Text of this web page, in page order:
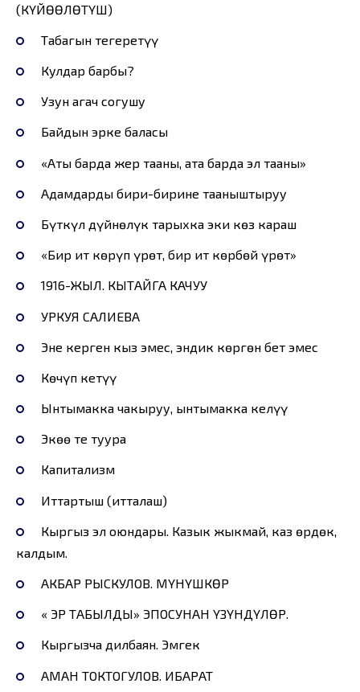
(КҮЙӨӨЛӨТҮШ)
Табагын тегеретүү
Кулдар барбы?
Узун агач согушу
Байдын эрке баласы
«Атың барда жер тааны, атаң барда эл тааны»
Адамдарды бири-бирине тааныштыруу
Бүткүл дүйнөлүк тарыхка эки көз караш
«Бир ит көрүп үрөт, бир ит көрбөй үрөт»
1916-ЖЫЛ. КЫТАЙГА КАЧУУ
УРКУЯ САЛИЕВА
Эне керген кыз эмес, эндик көргөн бет эмес
Көчүп кетүү
Ынтымакка чакыруу, ынтымакка келүү
Экөө тең туура
Капитализм
Иттартыш (итталаш)
Кыргыз эл оюндары. Казык жыкмай, каз өрдөк,
калдым.
АКБАР РЫСКУЛОВ. МҮНҮШКӨР
« ЭР ТАБЫЛДЫ» ЭПОСУНАН ҮЗҮНДҮЛӨР.
Кыргызча дилбаян. Эмгек
АМАН ТОКТОГУЛОВ. ИБАРАТ